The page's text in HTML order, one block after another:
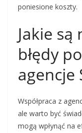
poniesione koszty.
Jakie są
błędy
agencje
Współpraca z
ale warto być
mogą wpłynąć na